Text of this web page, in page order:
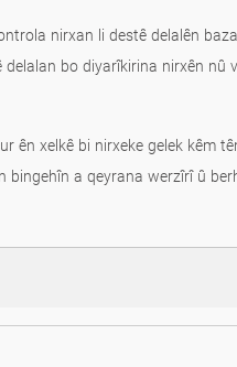
nirxan li destê delalên
bo diyarîkirina nirxên nû
ên xelkê bi nirxeke gelek kêm
bingehîn a qeyrana werzîrî û